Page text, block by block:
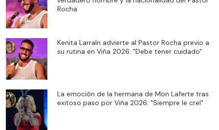
Rocha
Kenita Larraín advierte al Pastor Rocha previo a
su rutina en Viña 2026: "Debe tener cuidado"
La emoción de la hermana de Mon Laferte tras
exitoso paso por Viña 2026: "Siempre le creí"